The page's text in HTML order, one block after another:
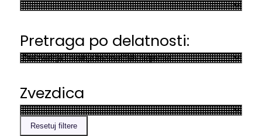
Pretraga po delatnosti:
Zvezdica
Resetuj filtere